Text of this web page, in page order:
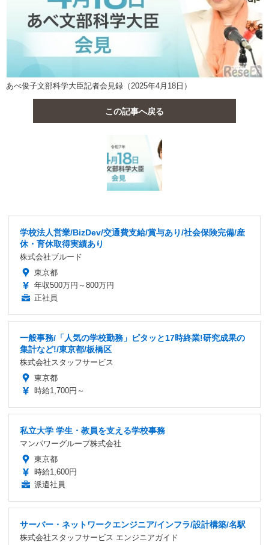
あべ俊子文部科学大臣記者会見録（2025年4月18日）
この記事へ戻る
学校法人営業/BizDev/交通費支給/賞与あり/社会保険完備/産
休・育休取得実績あり
株式会社ブルード
東京都
年収500万円～800万円
正社員
一般事務/「人気の学校勤務」ピタッと17時終業!研究成果の
集計など!/東京都/板橋区
株式会社スタッフサービス
東京都
時給1,700円～
私立大学 学生・教員を支える学校事務
マンパワーグループ株式会社
東京都
時給1,600円
派遣社員
サーバー・ネットワークエンジニア/インフラ/設計構築/名駅
株式会社スタッフサービス エンジニアガイド